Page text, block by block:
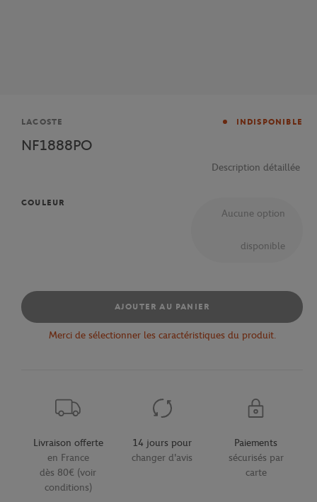
Marque
LACOSTE INDISPONIBLE
NF1888PO
Description détaillée
COULEUR
Aucune option
disponible
AJOUTER AU PANIER
Merci de sélectionner les caractéristiques du produit.
Livraison offerte
en France
dès 80€ (voir
conditions)
14 jours pour
changer d'avis
Paiements
sécurisés par
carte